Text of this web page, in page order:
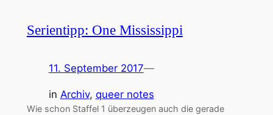
Serientipp: One Mississippi
11. September 2017—
in Archiv, queer notes
Wie schon Staffel 1 überzeugen auch die gerade